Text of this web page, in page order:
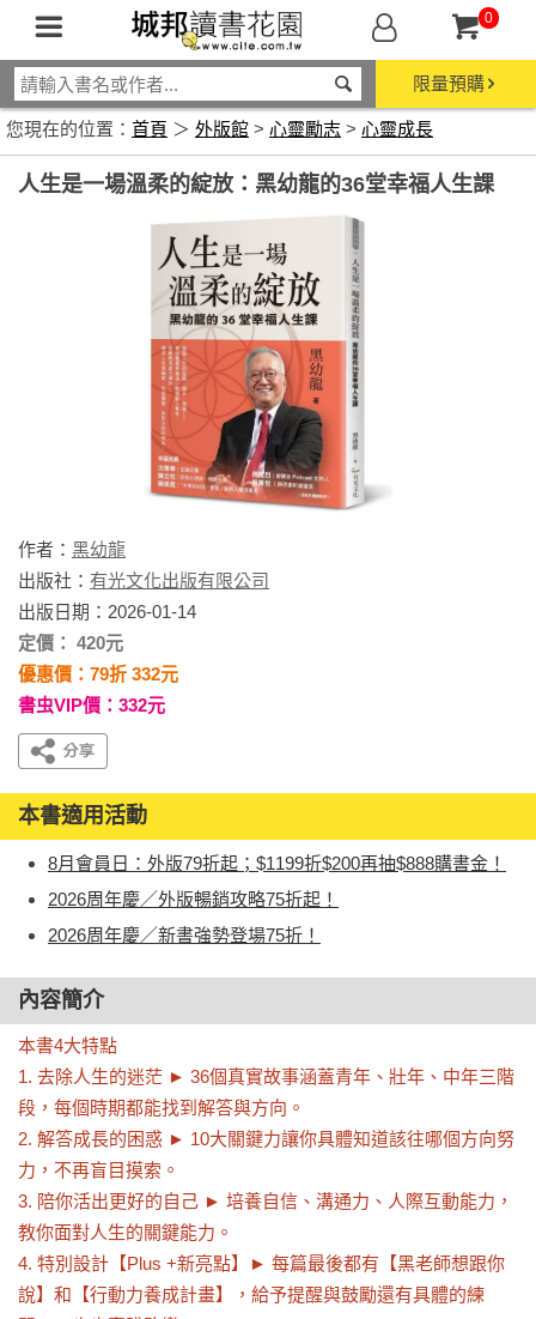
0
限量預購
您現在的位置： 首頁 ＞ 外版館 > 心靈勵志 > 心靈成長
人生是一場溫柔的綻放：黑幼龍的36堂幸福人生課
作者： 黑幼龍
出版社： 有光文化出版有限公司
出版日期：2026-01-14
定價： 420元
優惠價：79折 332元
書虫VIP價：332元
本書適用活動
8月會員日：外版79折起；$1199折$200再抽$888購書金！
2026周年慶／外版暢銷攻略75折起！
2026周年慶／新書強勢登場75折！
內容簡介
本書4大特點
1. 去除人生的迷茫 ► 36個真實故事涵蓋青年、壯年、中年三階
段，每個時期都能找到解答與方向。
2. 解答成長的困惑 ► 10大關鍵力讓你具體知道該往哪個方向努
力，不再盲目摸索。
3. 陪你活出更好的自己 ► 培養自信、溝通力、人際互動能力，
教你面對人生的關鍵能力。
4. 特別設計【Plus +新亮點】► 每篇最後都有【黑老師想跟你
說】和【行動力養成計畫】，給予提醒與鼓勵還有具體的練